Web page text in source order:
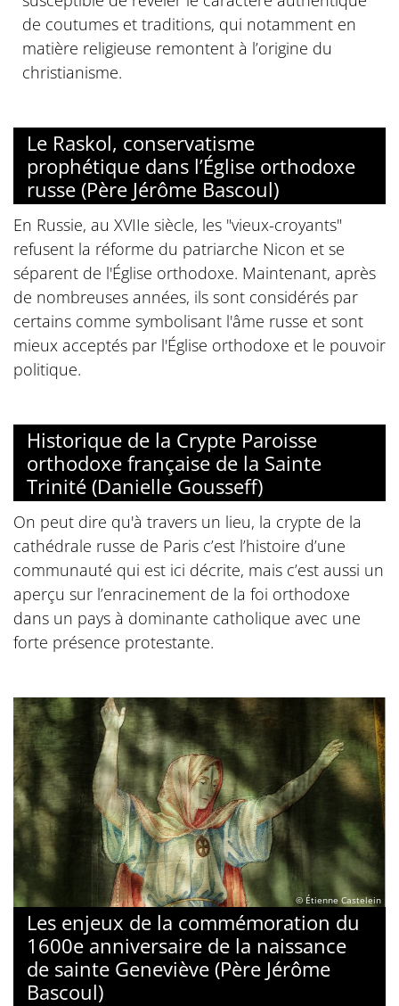
de coutumes et traditions, qui notamment en
matière religieuse remontent à l’origine du
christianisme.
Le Raskol, conservatisme
prophétique dans l’Église orthodoxe
russe (Père Jérôme Bascoul)
En Russie, au XVIIe siècle, les "vieux-croyants"
refusent la réforme du patriarche Nicon et se
séparent de l'Église orthodoxe. Maintenant, après
de nombreuses années, ils sont considérés par
certains comme symbolisant l'âme russe et sont
mieux acceptés par l'Église orthodoxe et le pouvoir
politique.
Historique de la Crypte Paroisse
orthodoxe française de la Sainte
Trinité (Danielle Gousseff)
On peut dire qu'à travers un lieu, la crypte de la
cathédrale russe de Paris c’est l’histoire d’une
communauté qui est ici décrite, mais c’est aussi un
aperçu sur l’enracinement de la foi orthodoxe
dans un pays à dominante catholique avec une
forte présence protestante.
© Étienne Castelein
Les enjeux de la commémoration du
1600e anniversaire de la naissance
de sainte Geneviève (Père Jérôme
Bascoul)